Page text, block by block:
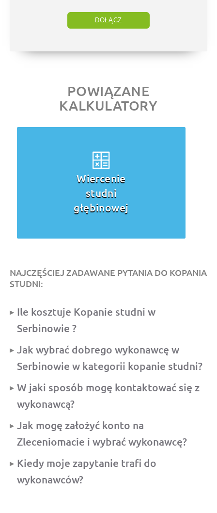
DOŁĄCZ
POWIĄZANE
KALKULATORY
Wiercenie
studni
głębinowej
NAJCZĘŚCIEJ ZADAWANE PYTANIA DO KOPANIA
STUDNI:
Ile kosztuje Kopanie studni w
Serbinowie ?
Jak wybrać dobrego wykonawcę w
Serbinowie w kategorii kopanie studni?
W jaki sposób mogę kontaktować się z
wykonawcą?
Jak mogę założyć konto na
Zleceniomacie i wybrać wykonawcę?
Kiedy moje zapytanie trafi do
wykonawców?